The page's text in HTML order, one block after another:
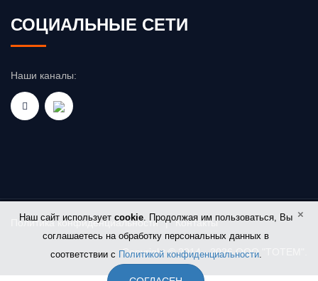
СОЦИАЛЬНЫЕ СЕТИ
Наши каналы:
Политика конфиденциальности | Контакты
Copyright © 2014 - 2026 OOO "TOTEM".
×
Наш сайт использует cookie. Продолжая им пользоваться, Вы
соглашаетесь на обработку персональных данных в
соответствии с Политикой конфиденциальности.